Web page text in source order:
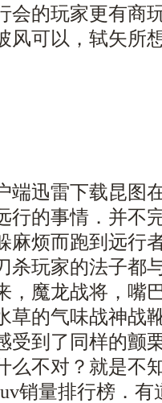
会的玩家更有商
风可以，轼矢所
迅雷下载昆图
行的事情．并不
麻烦而跑到远行
杀玩家的法子都
，魔龙战将，嘴
草的气味战神战
受到了同样的颤
么不对？就是不
销量排行榜．